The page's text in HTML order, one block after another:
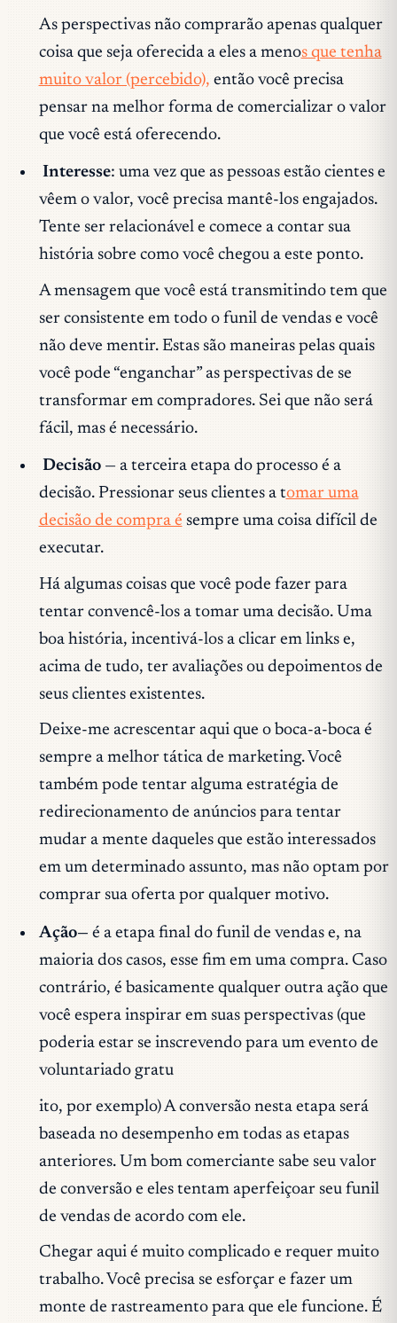
As perspectivas não comprarão apenas qualquer
coisa que seja oferecida a eles a menos que tenha
muito valor (percebido), então você precisa
pensar na melhor forma de comercializar o valor
que você está oferecendo.
Interesse: uma vez que as pessoas estão cientes e
vêem o valor, você precisa mantê-los engajados.
Tente ser relacionável e comece a contar sua
história sobre como você chegou a este ponto.
A mensagem que você está transmitindo tem que
ser consistente em todo o funil de vendas e você
não deve mentir. Estas são maneiras pelas quais
você pode “enganchar” as perspectivas de se
transformar em compradores. Sei que não será
fácil, mas é necessário.
Decisão— a terceira etapa do processo é a
decisão. Pressionar seus clientes a tomar uma
decisão de compra é sempre uma coisa difícil de
executar.
Há algumas coisas que você pode fazer para
tentar convencê-los a tomar uma decisão. Uma
boa história, incentivá-los a clicar em links e,
acima de tudo, ter avaliações ou depoimentos de
seus clientes existentes.
Deixe-me acrescentar aqui que o boca-a-boca é
sempre a melhor tática de marketing. Você
também pode tentar alguma estratégia de
redirecionamento de anúncios para tentar
mudar a mente daqueles que estão interessados
em um determinado assunto, mas não optam por
comprar sua oferta por qualquer motivo.
Ação— é a etapa final do funil de vendas e, na
maioria dos casos, esse fim em uma compra. Caso
contrário, é basicamente qualquer outra ação que
você espera inspirar em suas perspectivas (que
poderia estar se inscrevendo para um evento de
voluntariado gratu
ito, por exemplo) A conversão nesta etapa será
baseada no desempenho em todas as etapas
anteriores. Um bom comerciante sabe seu valor
de conversão e eles tentam aperfeiçoar seu funil
de vendas de acordo com ele.
Chegar aqui é muito complicado e requer muito
trabalho. Você precisa se esforçar e fazer um
monte de rastreamento para que ele funcione. É